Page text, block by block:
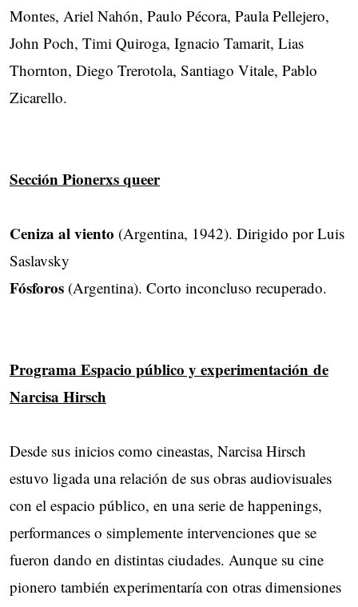
Montes, Ariel Nahón, Paulo Pécora, Paula Pellejero,
John Poch, Timi Quiroga, Ignacio Tamarit, Lias
Thornton, Diego Trerotola, Santiago Vitale, Pablo
Zicarello.
Sección Pionerxs queer
Ceniza al viento (Argentina, 1942). Dirigido por Luis
Saslavsky
Fósforos (Argentina). Corto inconcluso recuperado.
Programa Espacio público y experimentación de
Narcisa Hirsch
Desde sus inicios como cineastas, Narcisa Hirsch
estuvo ligada una relación de sus obras audiovisuales
con el espacio público, en una serie de happenings,
performances o simplemente intervenciones que se
fueron dando en distintas ciudades. Aunque su cine
pionero también experimentaría con otras dimensiones